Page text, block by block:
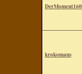
krokomaus